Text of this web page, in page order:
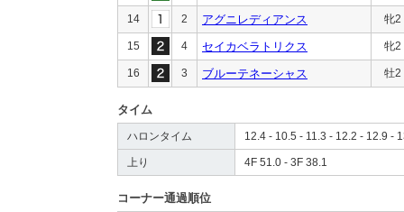
14 2 アグニレディアンス 牝2
15 4 セイカベラトリクス 牝2
16 3 ブルーテネーシャス 牡2
タイム
ハロンタイム 12.4 - 10.5 - 11.3 - 12.2 - 12.9 -
上り 4F 51.0 - 3F 38.1
コーナー通過順位